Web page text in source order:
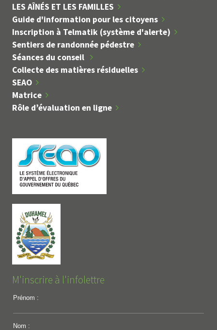
LES AÎNÉS ET LES FAMILLES
Guide d'information pour les citoyens
Inscription à Telmatik (système d'alerte)
Sentiers de randonnée pédestre
Séances du conseil
Collecte des matières résiduelles
SEAO
Matrice
Rôle d’évaluation en ligne
M'inscrire à l'infolettre
Prénom :
Nom :